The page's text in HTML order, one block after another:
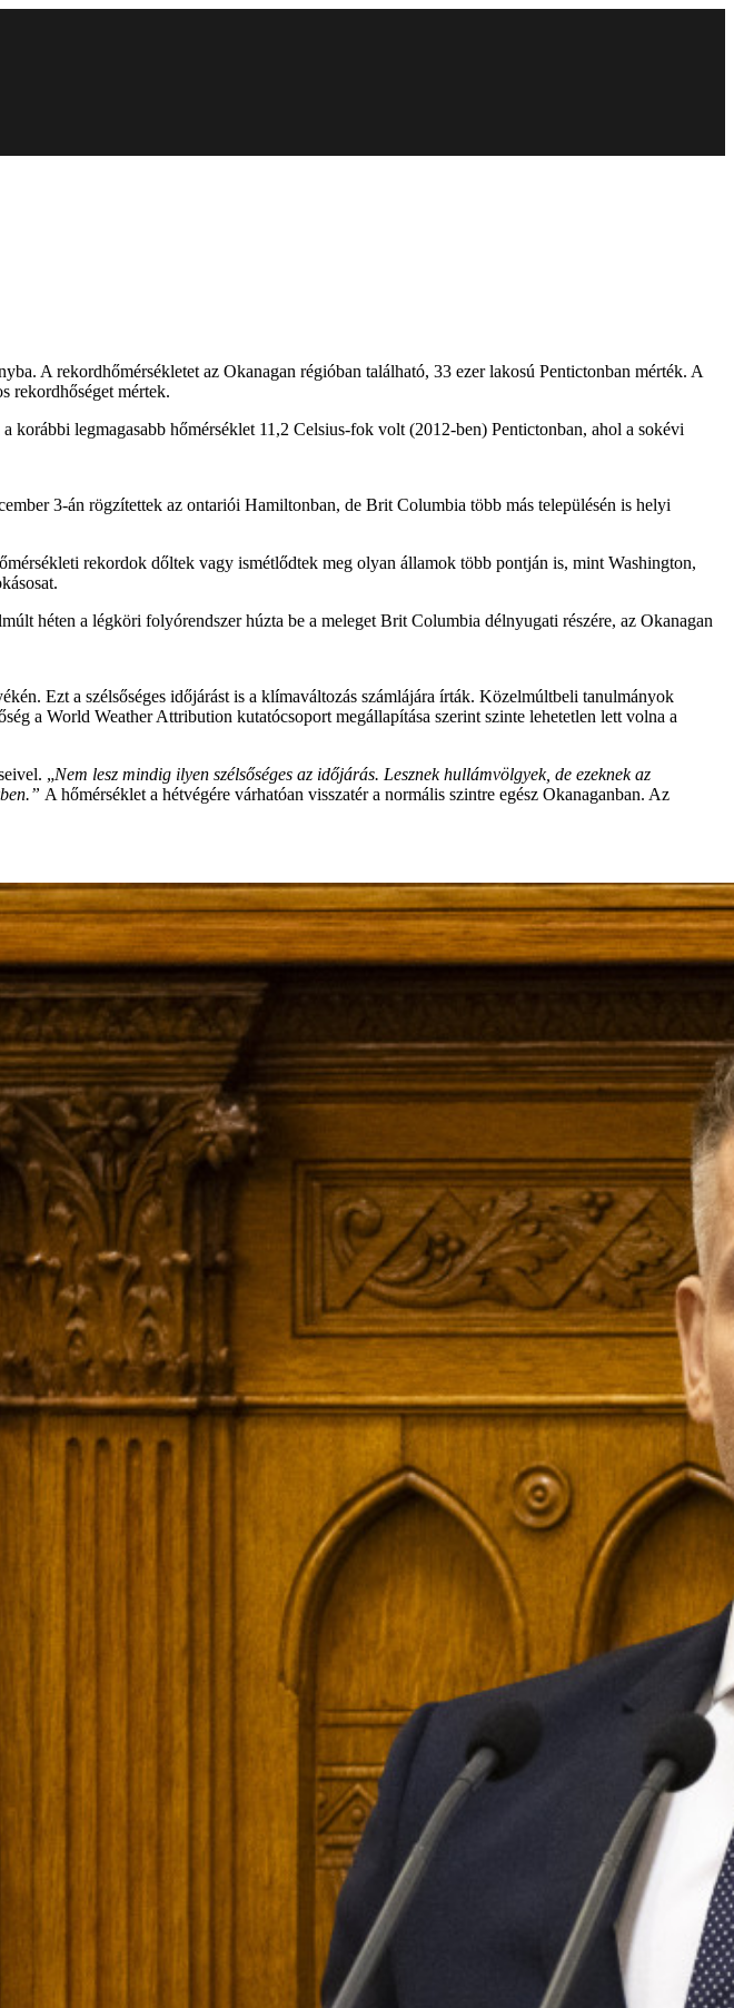
A rekordhőmérsékletet az Okanagan régióban található, 33 ezer lakosú Pentictonban mérték. A
rekordhőséget mértek.
korábbi legmagasabb hőmérséklet 11,2 Celsius-fok volt (2012-ben) Pentictonban, ahol a sokévi
3-án rögzítettek az ontariói Hamiltonban, de Brit Columbia több más településén is helyi
rekordok dőltek vagy ismétlődtek meg olyan államok több pontján is, mint Washington,
héten a légköri folyórendszer húzta be a meleget Brit Columbia délnyugati részére, az Okanagan
Ezt a szélsőséges időjárást is a klímaváltozás számlájára írták. Közelmúltbeli tanulmányok
a World Weather Attribution kutatócsoport megállapítása szerint szinte lehetetlen lett volna a
„Nem lesz mindig ilyen szélsőséges az időjárás. Lesznek hullámvölgyek, de ezeknek az
A hőmérséklet a hétvégére várhatóan visszatér a normális szintre egész Okanaganban. Az